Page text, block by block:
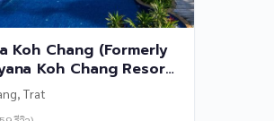
Koh Chang (Formerly
Koh Chang Resort
Trat